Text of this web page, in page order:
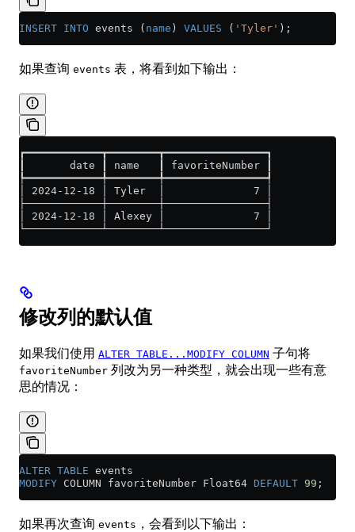
INSERT INTO events ( name ) VALUES ( 'Tyler' );
如果查询 events 表，将看到如下输出：
┏━━━━━━━━━━━━┳━━━━━━━━┳━━━━━━━━━━━━━━━━┓
┃       date ┃ name   ┃ favoriteNumber ┃
┡━━━━━━━━━━━━╇━━━━━━━━╇━━━━━━━━━━━━━━━━┩
│ 2024-12-18 │ Tyler  │              7 │
├────────────┼────────┼────────────────┤
│ 2024-12-18 │ Alexey │              7 │
└────────────┴────────┴────────────────┘
修改列的默认值
如果我们使用 ALTER TABLE...MODIFY COLUMN 子句将
favoriteNumber 列改为另一种类型，就会出现一些有意
思的情况：
ALTER TABLE events
MODIFY COLUMN favoriteNumber Float64 DEFAULT 99 ;
如果再次查询 events ，会看到以下输出：